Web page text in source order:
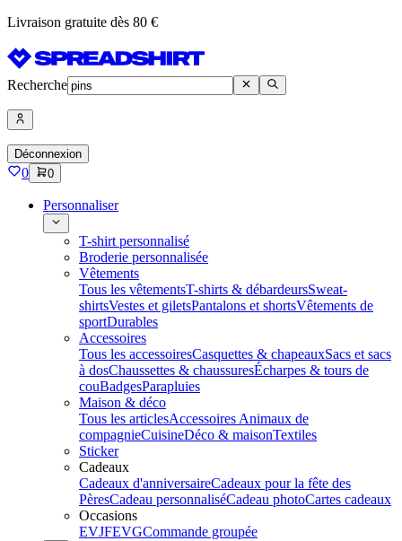
Livraison gratuite dès 80 €
Recherche
Déconnexion
0 0
Personnaliser
T-shirt personnalisé
Broderie personnalisée
Vêtements
Tous les vêtementsT-shirts & débardeursSweat-
shirtsVestes et giletsPantalons et shortsVêtements de
sportDurables
Accessoires
Tous les accessoiresCasquettes & chapeauxSacs et sacs
à dosChaussettes & chaussuresÉcharpes & tours de
couBadgesParapluies
Maison & déco
Tous les articlesAccessoires Animaux de
compagnieCuisineDéco & maisonTextiles
Sticker
Cadeaux
Cadeaux d'anniversaireCadeaux pour la fête des
PèresCadeau personnaliséCadeau photoCartes cadeaux
Occasions
EVJFEVGCommande groupée